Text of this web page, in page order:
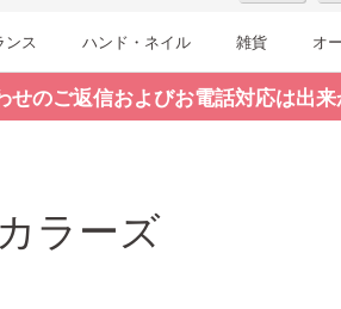
ンス ハンド・ネイル 雑貨 オ
のご返信およびお電話対応は出
ラーズ